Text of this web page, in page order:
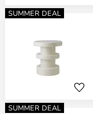
SUMMER DEAL
SUMMER DEAL